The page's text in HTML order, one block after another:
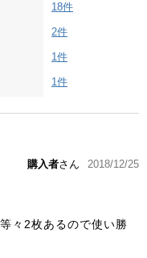
18件
2件
1件
1件
購入者さん 2018/12/25
々2枚あるので使い勝